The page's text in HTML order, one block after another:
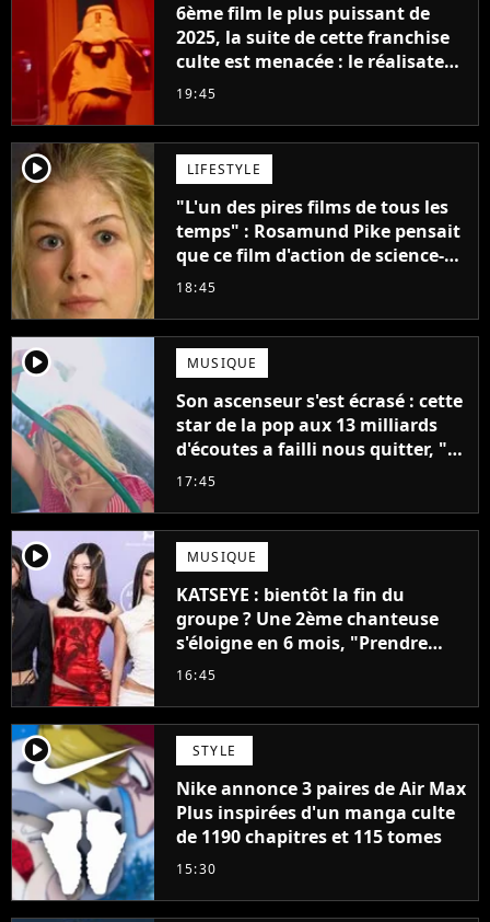
6ème film le plus puissant de
2025, la suite de cette franchise
culte est menacée : le réalisateur
claque la porte pour "différends
19:45
player2 LIFESTYLE
"L'un des pires films de tous les
temps" : Rosamund Pike pensait
que ce film d'action de science-
fiction avec Dwayne Johnson
18:45
player2 MUSIQUE
Son ascenseur s'est écrasé : cette
star de la pop aux 13 milliards
d'écoutes a failli nous quitter, "Je
pensais ne plus jamais chanter"
17:45
player2 MUSIQUE
KATSEYE : bientôt la fin du
groupe ? Une 2ème chanteuse
s'éloigne en 6 mois, "Prendre
cette décision n’a pas été facile"
16:45
player2 STYLE
Nike annonce 3 paires de Air Max
Plus inspirées d'un manga culte
de 1190 chapitres et 115 tomes
15:30